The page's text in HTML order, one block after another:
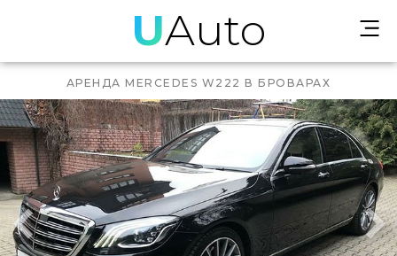
UAuto
АРЕНДА MERCEDES W222 В БРОВАРАХ